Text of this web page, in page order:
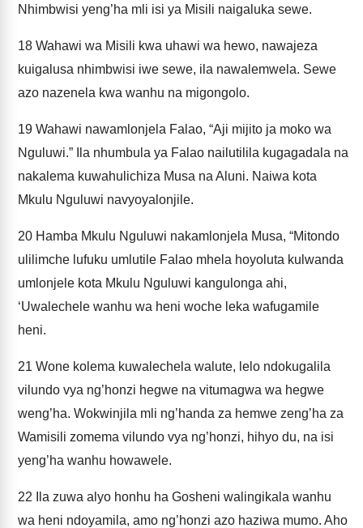
Nhimbwisi yeng’ha mli isi ya Misili naigaluka sewe.
18 Wahawi wa Misili kwa uhawi wa hewo, nawajeza
kuigalusa nhimbwisi iwe sewe, ila nawalemwela. Sewe
azo nazenela kwa wanhu na migongolo.
19 Wahawi nawamlonjela Falao, “Aji mijito ja moko wa
Nguluwi.” Ila nhumbula ya Falao nailutilila kugagadala na
nakalema kuwahulichiza Musa na Aluni. Naiwa kota
Mkulu Nguluwi navyoyalonjile.
20 Hamba Mkulu Nguluwi nakamlonjela Musa, “Mitondo
ulilimche lufuku umlutile Falao mhela hoyoluta kulwanda
umlonjele kota Mkulu Nguluwi kangulonga ahi,
‘Uwalechele wanhu wa heni woche leka wafugamile
heni.
21 Wone kolema kuwalechela walute, lelo ndokugalila
vilundo vya ng’honzi hegwe na vitumagwa wa hegwe
weng’ha. Wokwinjila mli ng’handa za hemwe zeng’ha za
Wamisili zomema vilundo vya ng’honzi, hihyo du, na isi
yeng’ha wanhu howawele.
22 Ila zuwa alyo honhu ha Gosheni walingikala wanhu
wa heni ndoyamila, amo ng’honzi azo haziwa mumo. Aho